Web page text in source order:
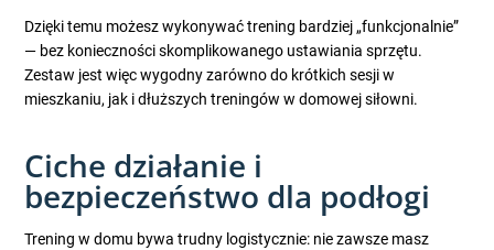
Dzięki temu możesz wykonywać trening bardziej „funkcjonalnie”
— bez konieczności skomplikowanego ustawiania sprzętu.
Zestaw jest więc wygodny zarówno do krótkich sesji w
mieszkaniu, jak i dłuższych treningów w domowej siłowni.
Ciche działanie i
bezpieczeństwo dla podłogi
Trening w domu bywa trudny logistycznie: nie zawsze masz